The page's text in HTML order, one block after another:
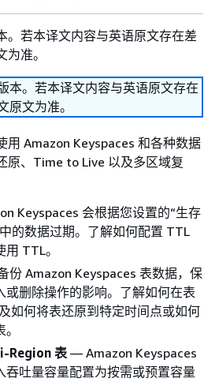
。若本译文内容与英语原文存在差
准。
本。若本译文内容与英语原文存在
原文为准。
用 Amazon Keyspaces 和各种数据
原、Time to Live 以及多区域复
Keyspaces 会根据您设置的“生存
的数据过期。了解如何配置 TTL
TTL。
份 Amazon Keyspaces 表数据，保
或删除操作的影响。了解如何在表
如何将表还原到特定时间点或如何
Region 表— Amazon Keyspaces
吞吐量容量配置为按需或预置容量